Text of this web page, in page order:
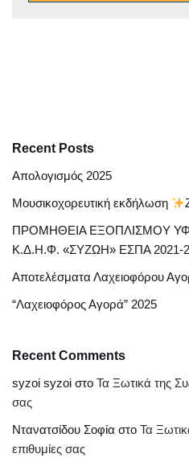
Recent Posts
Απολογισμός 2025
Μουσικοχορευτική εκδήλωση
ΠΡΟΜΗΘΕΙΑ ΕΞΟΠΛΙΣΜΟΥ
Κ.Δ.Η.Φ. «ΣΥΖΩΗ» ΕΣΠΑ 2021-
Αποτελέσματα Λαχειοφόρου
“Λαχειοφόρος Αγορά” 2025
Recent Comments
syzoi syzoi στο Τα Ξωτικά της
σας
Ντανατσίδου Σοφία στο Τα
επιθυμίες σας